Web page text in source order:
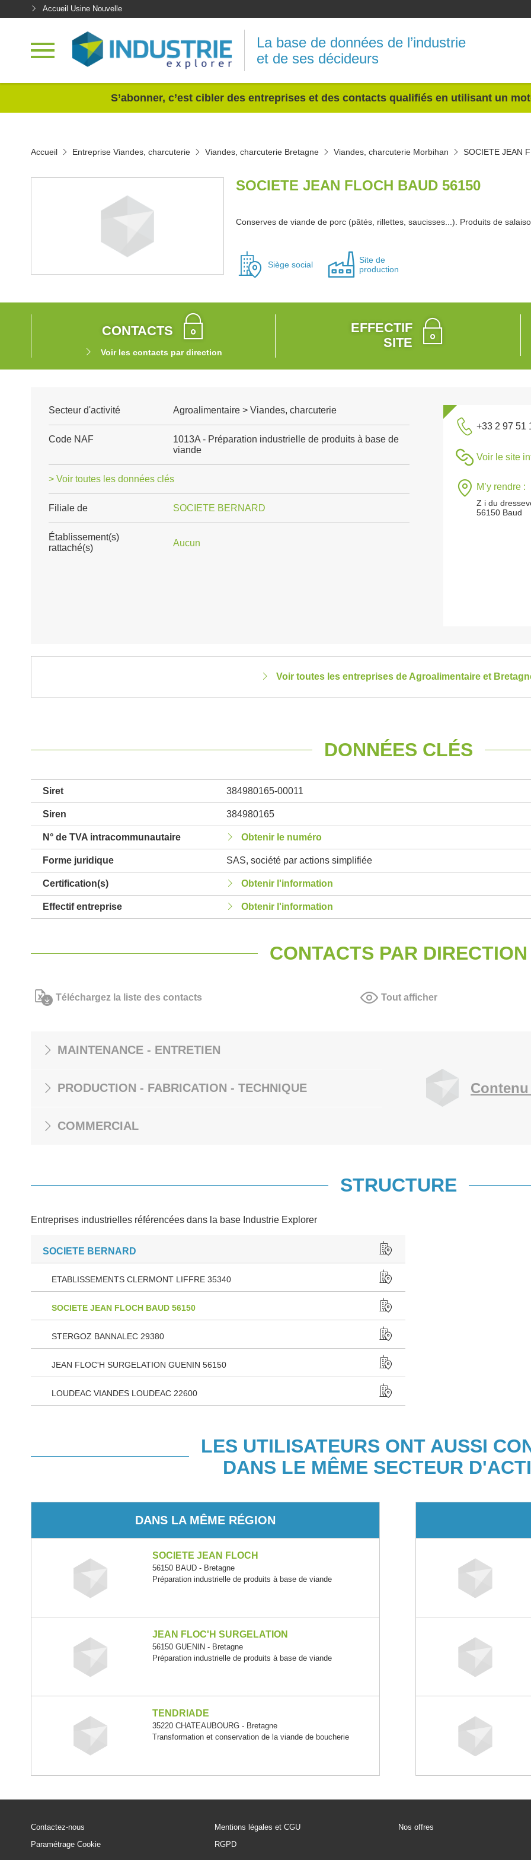
Accueil Usine Nouvelle
La base de données de l’industrie
et de ses décideurs
S’abonner, c’est cibler des entreprises et des contacts qualifiés en utilisant un
Accueil Entreprise Viandes, charcuterie Viandes, charcuterie Bretagne Viandes, charcuterie Morbihan SOCIETE JEAN
SOCIETE JEAN FLOCH BAUD 56150
Conserves de viande de porc (pâtés, rillettes, saucisses...). Produits de
Siège social
Site de
production
CONTACTS
Voir les contacts par direction
EFFECTIF
SITE
Secteur d'activité Agroalimentaire > Viandes, charcuterie
Code NAF
1013A - Préparation industrielle de produits à base de
viande
> Voir toutes les données clés
Filiale de SOCIETE BERNARD
Établissement(s)
rattaché(s)
Aucun
+33 2 97 51
Voir le site
M’y rendre :
Z i du
56150 Baud
Voir toutes les entreprises de Agroalimentaire et
DONNÉES CLÉS
Siret 384980165-00011
Siren 384980165
N° de TVA intracommunautaire Obtenir le numéro
Forme juridique SAS, société par actions simplifiée
Certification(s) Obtenir l'information
Effectif entreprise Obtenir l'information
CONTACTS PAR DIRECTION
Téléchargez la liste des contacts Tout afficher
MAINTENANCE - ENTRETIEN
PRODUCTION - FABRICATION - TECHNIQUE
COMMERCIAL
STRUCTURE
Entreprises industrielles référencées dans la base Industrie Explorer
SOCIETE BERNARD
ETABLISSEMENTS CLERMONT LIFFRE 35340
SOCIETE JEAN FLOCH BAUD 56150
STERGOZ BANNALEC 29380
JEAN FLOC'H SURGELATION GUENIN 56150
LOUDEAC VIANDES LOUDEAC 22600
LES UTILISATEURS ONT AUSSI
DANS LE MÊME SECTEUR
DANS LA MÊME RÉGION
SOCIETE JEAN FLOCH
56150 BAUD - Bretagne
Préparation industrielle de produits à base de viande
JEAN FLOC'H SURGELATION
56150 GUENIN - Bretagne
Préparation industrielle de produits à base de viande
TENDRIADE
35220 CHATEAUBOURG - Bretagne
Transformation et conservation de la viande de boucherie
Contactez-nous
Paramétrage Cookie
Mentions légales et CGU
RGPD
Nos offres